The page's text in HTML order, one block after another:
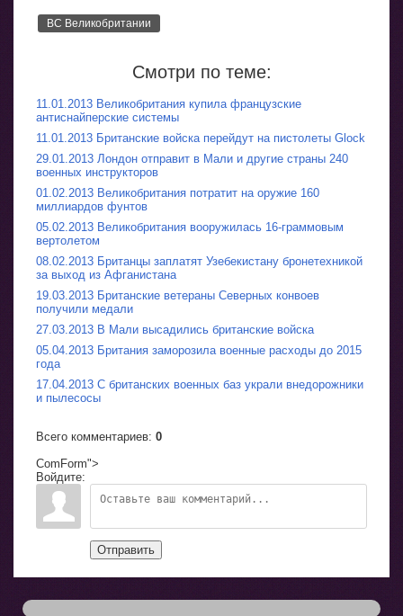
ВС Великобритании
Смотри по теме:
11.01.2013 Великобритания купила французские
антиснайперские системы
11.01.2013 Британские войска перейдут на пистолеты Glock
29.01.2013 Лондон отправит в Мали и другие страны 240
военных инструкторов
01.02.2013 Великобритания потратит на оружие 160
миллиардов фунтов
05.02.2013 Великобритания вооружилась 16-граммовым
вертолетом
08.02.2013 Британцы заплатят Узебекистану бронетехникой
за выход из Афганистана
19.03.2013 Британские ветераны Северных конвоев
получили медали
27.03.2013 В Мали высадились британские войска
05.04.2013 Британия заморозила военные расходы до 2015
года
17.04.2013 С британских военных баз украли внедорожники
и пылесосы
Всего комментариев: 0
ComForm">
Войдите:
Отправить